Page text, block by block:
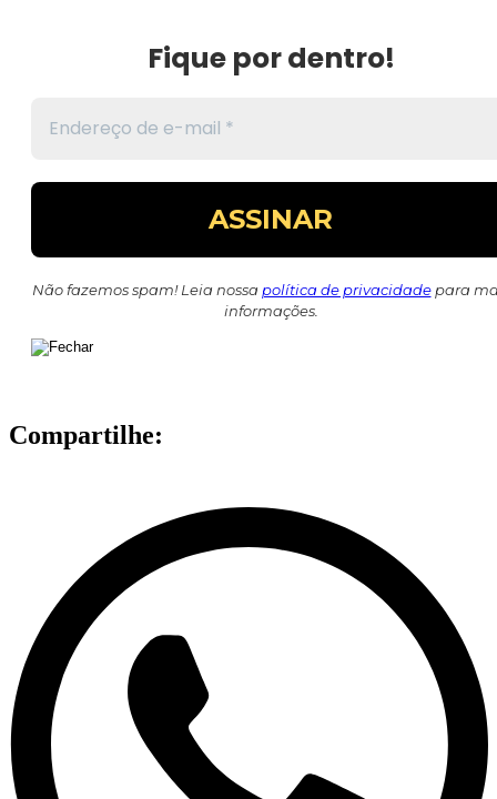
Fique por dentro!
Não fazemos spam! Leia nossa política de privacidadepara
informações.
Compartilhe: